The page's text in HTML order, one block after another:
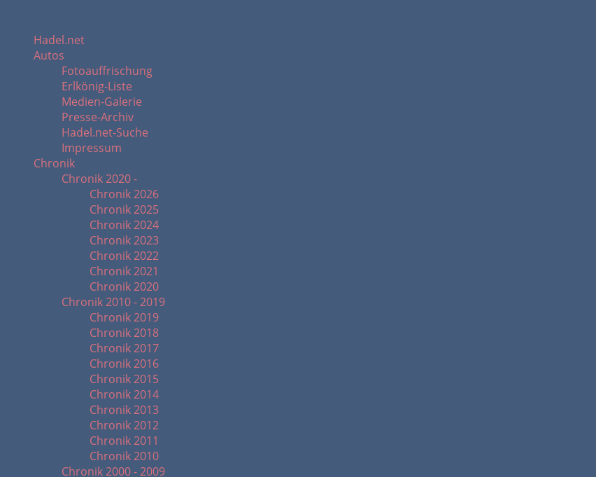
Hadel.net
Autos
Fotoauffrischung
Erlkönig-Liste
Medien-Galerie
Presse-Archiv
Hadel.net-Suche
Impressum
Chronik
Chronik 2020 -
Chronik 2026
Chronik 2025
Chronik 2024
Chronik 2023
Chronik 2022
Chronik 2021
Chronik 2020
Chronik 2010 - 2019
Chronik 2019
Chronik 2018
Chronik 2017
Chronik 2016
Chronik 2015
Chronik 2014
Chronik 2013
Chronik 2012
Chronik 2011
Chronik 2010
Chronik 2000 - 2009